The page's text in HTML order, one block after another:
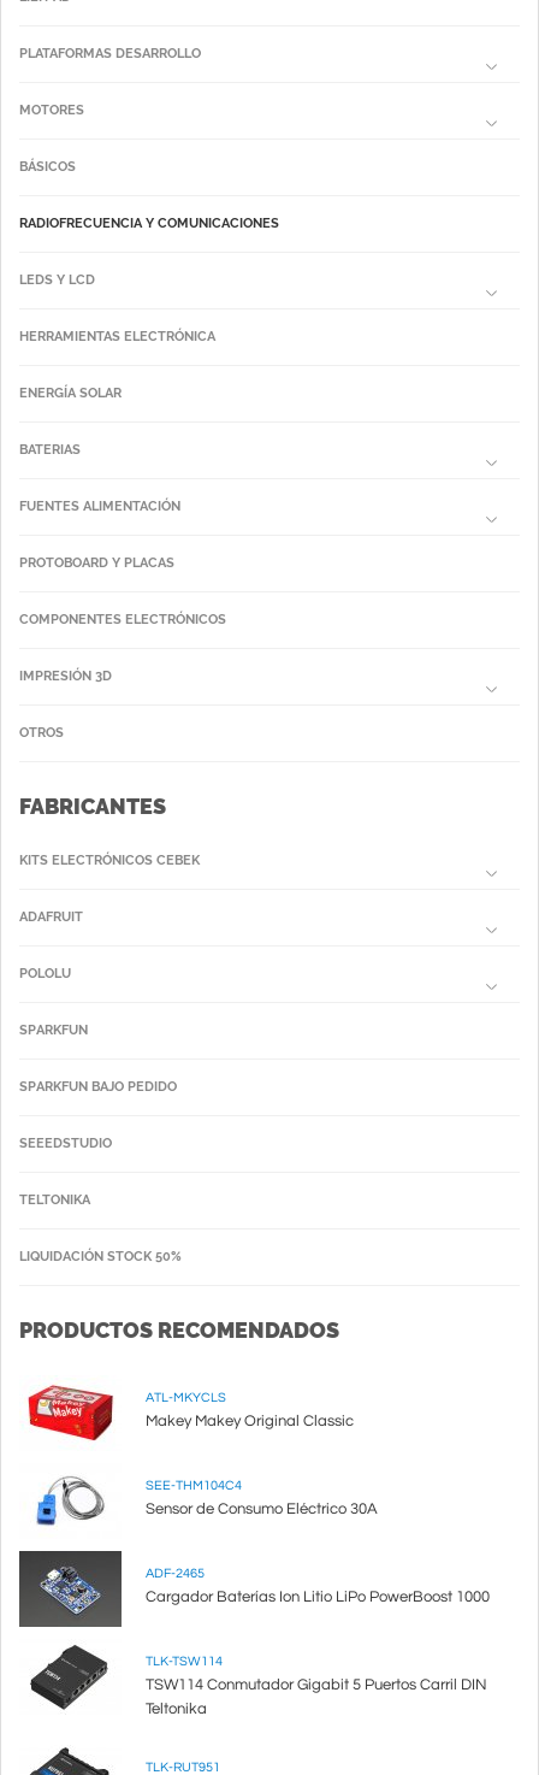
PLATAFORMAS DESARROLLO
MOTORES
BÁSICOS
RADIOFRECUENCIA Y COMUNICACIONES
LEDS Y LCD
HERRAMIENTAS ELECTRÓNICA
ENERGÍA SOLAR
BATERIAS
FUENTES ALIMENTACIÓN
PROTOBOARD Y PLACAS
COMPONENTES ELECTRÓNICOS
IMPRESIÓN 3D
OTROS
FABRICANTES
KITS ELECTRÓNICOS CEBEK
ADAFRUIT
POLOLU
SPARKFUN
SPARKFUN BAJO PEDIDO
SEEEDSTUDIO
TELTONIKA
LIQUIDACIÓN STOCK 50%
PRODUCTOS RECOMENDADOS
ATL-MKYCLS
Makey Makey Original Classic
SEE-THM104C4
Sensor de Consumo Eléctrico 30A
ADF-2465
Cargador Baterías Ion Litio LiPo PowerBoost 1000
TLK-TSW114
TSW114 Conmutador Gigabit 5 Puertos Carril DIN
Teltonika
TLK-RUT951